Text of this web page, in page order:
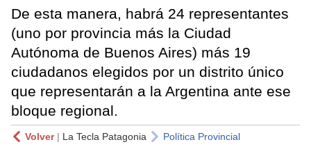
De esta manera, habrá 24 representantes
(uno por provincia más la Ciudad
Autónoma de Buenos Aires) más 19
ciudadanos elegidos por un distrito único
que representarán a la Argentina ante ese
bloque regional.
Volver| La Tecla Patagonia Política Provincial